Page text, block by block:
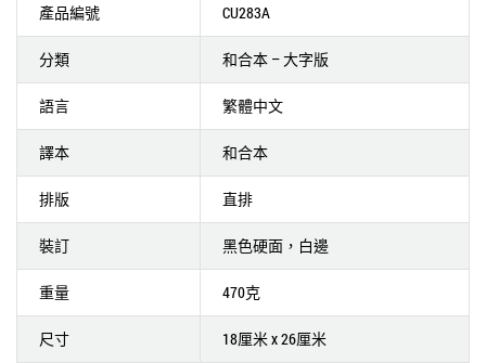
產品編號 CU283A
分類 和合本 – 大字版
語言 繁體中文
譯本 和合本
排版 直排
裝訂 黑色硬面，白邊
重量 470克
尺寸 18厘米 x 26厘米